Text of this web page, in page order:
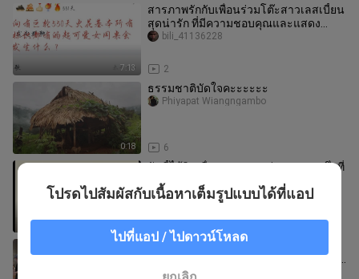
7:13
สารภาพรักกับเพื่อนร่วมโต๊ะสาวเลสเบี้ยน
สุดน่ารัก ที่มีความชอบคุณและแสดง
สัญลักษณ์ปฏิสัมพันธ์แทบทุกรูปแ
2
bili_41136228
0:18
ธรรมชาติบัดใจคะะะะะะ
6
Phiyapat Wiangngambo
วันนี้ได้ยินเรื่องราวของหนุ่มสาวคนหนึ่งที่
ก่อเรื่องใหญ่โต
ngabanyun
VLOG บันทึกของเสี่ยวเหมย｜จากเฉิงตูสู่
กว่างโจว·แกะกล่องช้อปปิ้ง 38·วางแผนปี
ใหม่·พบปะเพื่อนฝูง
lyumay
โปรดไปสัมผัสกับเนื้อหาเต็มรูปแบบได้ที่แอป
ไปที่แอป / ไปดาวน์โหลด